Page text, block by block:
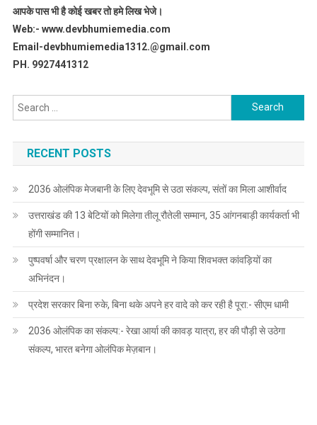
आपके पास भी है कोई खबर तो हमे लिख भेजे।
Web:- www.devbhumiemedia.com
Email-devbhumiemedia1312.@gmail.com
PH. 9927441312
Search
for:
RECENT POSTS
2036 ओलंपिक मेजबानी के लिए देवभूमि से उठा संकल्प, संतों का मिला आशीर्वाद
उत्तराखंड की 13 बेटियों को मिलेगा तीलू रौतेली सम्मान, 35 आंगनबाड़ी कार्यकर्ता भी
होंगी सम्मानित।
पुष्पवर्षा और चरण प्रक्षालन के साथ देवभूमि ने किया शिवभक्त कांवड़ियों का
अभिनंदन।
प्रदेश सरकार बिना रुके, बिना थके अपने हर वादे को कर रही है पूरा:- सीएम धामी
2036 ओलंपिक का संकल्प:- रेखा आर्या की कावड़ यात्रा, हर की पौड़ी से उठेगा
संकल्प, भारत बनेगा ओलंपिक मेज़बान।